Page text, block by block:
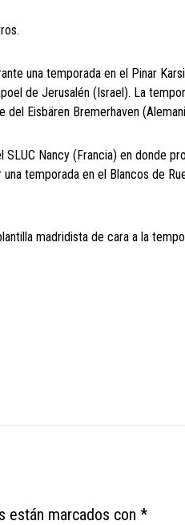
una temporada en el Pinar
de Jerusalén (Israel). La
Eisbären Bremerhaven
Nancy (Francia) en donde
temporada en el Blancos de
madridista de cara a la
están marcados con *